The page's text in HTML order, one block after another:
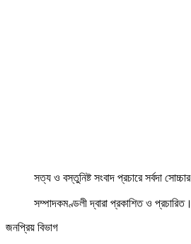
সত্য ও বস্তুনিষ্ট সংবাদ প্রচারে সর্বদা সোচ্চার
সম্পাদকমণ্ডলী দ্বারা প্রকাশিত ও প্রচারিত।
জনপ্রিয় বিভাগ